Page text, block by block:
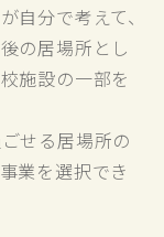
自分で考えて、
の居場所とし
施設の一部を
せる居場所の
業を選択でき